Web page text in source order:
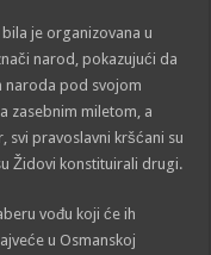
je organizovana u
narod, pokazujući da
naroda pod svojom
zasebnim miletom, a
svi pravoslavni kršćani su
Židovi konstituirali drugi.
vođu koji će ih
u Osmanskoj